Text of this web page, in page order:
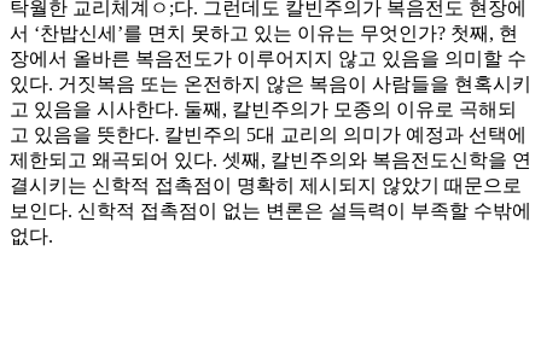
탁월한 교리체계 ㅇ ;다. 그런데도 칼빈주의가 복음전도 현장에
서 ‘찬밥신세 ’를 면치 못하고 있는 이유는 무엇인가? 첫째 , 현
장에서 올바른 복음전도가 이루어지지 않고 있음을 의미할 수
있다. 거짓복음 또는 온전하지 않은 복음이 사람들을 현혹시키
고 있음을 시사한다. 둘째 , 칼빈주의가 모종의 이유로 곡해되
고 있음을 뜻한다. 칼빈주의 5대 교리의 의미가 예정과 선택에
제한되고 왜곡되어 있다. 셋째 , 칼빈주의와 복음전도신학을 연
결시키는 신학적 접촉점이 명확히 제시되지 않았기 때문으로
보인다. 신학적 접촉점이 없는 변론은 설득력이 부족할 수밖에
없다.